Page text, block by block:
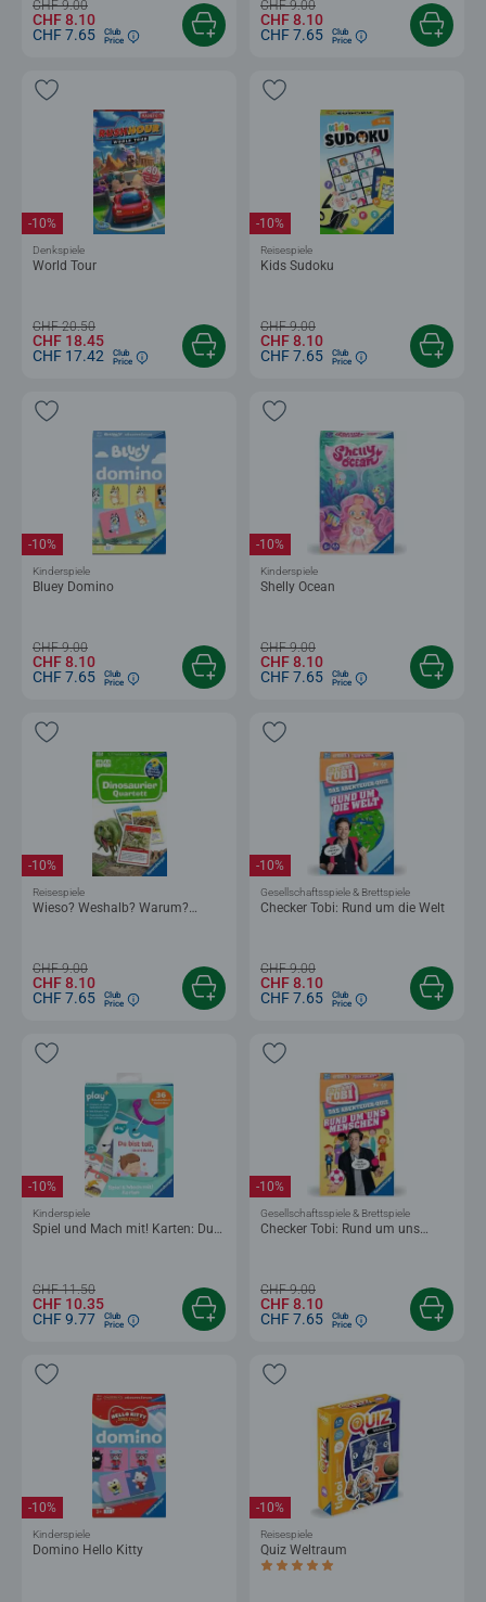
CHF 9.00
CHF 8.10
CHF 7.65
Club
Price
CHF 9.00
CHF 8.10
CHF 7.65
Club
Price
World Tour
-10%
Denkspiele
CHF 20.50
CHF 18.45
CHF 17.42
Club
Price
Kids Sudoku
-10%
Reisespiele
CHF 9.00
CHF 8.10
CHF 7.65
Club
Price
Bluey Domino
-10%
Kinderspiele
CHF 9.00
CHF 8.10
CHF 7.65
Club
Price
Shelly Ocean
-10%
Kinderspiele
CHF 9.00
CHF 8.10
CHF 7.65
Club
Price
Wieso? Weshalb? Warum?
-10%
Reisespiele
CHF 9.00
CHF 8.10
CHF 7.65
Club
Price
Checker Tobi: Rund um die Welt
-10%
Gesellschaftsspiele & Brettspiele
CHF 9.00
CHF 8.10
CHF 7.65
Club
Price
Spiel und Mach mit! Karten: Du
-10%
Kinderspiele
CHF 11.50
CHF 10.35
CHF 9.77
Club
Price
Checker Tobi: Rund um uns
-10%
Gesellschaftsspiele & Brettspiele
CHF 9.00
CHF 8.10
CHF 7.65
Club
Price
Domino Hello Kitty
-10%
Kinderspiele
Quiz Weltraum
Durchschnittliche Bewertung 4.9 von 5
-10%
Reisespiele